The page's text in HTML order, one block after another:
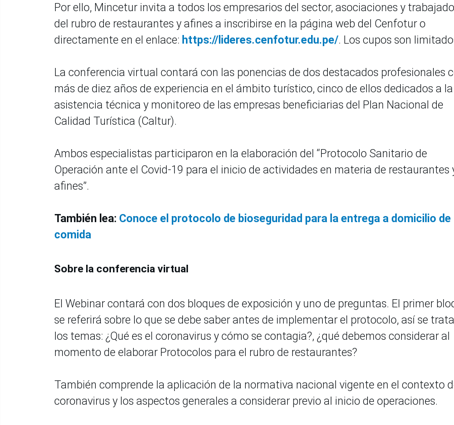
Por ello, Mincetur invita a todos los empresarios del sector, asociaciones y
del rubro de restaurantes y afines a inscribirse en la página web del Cenfotur o
directamente en el enlace: https://lideres.cenfotur.edu.pe/. Los cupos son
La conferencia virtual contará con las ponencias de dos destacados profesionales
más de diez años de experiencia en el ámbito turístico, cinco de ellos dedicados a la
asistencia técnica y monitoreo de las empresas beneficiarias del Plan Nacional de
Calidad Turística (Caltur).
Ambos especialistas participaron en la elaboración del “Protocolo Sanitario de
Operación ante el Covid-19 para el inicio de actividades en materia de restaurantes
afines”.
También lea: Conoce el protocolo de bioseguridad para la entrega a domicilio de
comida
Sobre la conferencia virtual
El Webinar contará con dos bloques de exposición y uno de preguntas. El primer
se referirá sobre lo que se debe saber antes de implementar el protocolo, así se
los temas: ¿Qué es el coronavirus y cómo se contagia?, ¿qué debemos considerar al
momento de elaborar Protocolos para el rubro de restaurantes?
También comprende la aplicación de la normativa nacional vigente en el contexto
coronavirus y los aspectos generales a considerar previo al inicio de operaciones.